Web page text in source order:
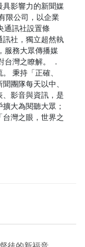
影響力的新聞媒
限公司，以企業
通訊社設置條
社，獨立超然執
服務大眾傳播媒
灣之瞭解。 ．
秉持「正確、
團隊每天以中、
影音與資訊，是
大為閱聽大眾；
灣之眼，世界之